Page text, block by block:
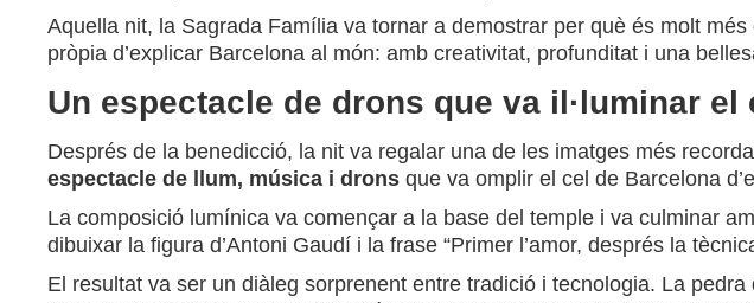
Aquella nit, la Sagrada Família va tornar a demostrar per què és molt
pròpia d’explicar Barcelona al món: amb creativitat, profunditat i una
Un espectacle de drons que va il·luminar el
Després de la benedicció, la nit va regalar una de les imatges més
espectacle de llum, música i drons que va omplir el cel de Barcelona
La composició lumínica va començar a la base del temple i va culminar
dibuixar la figura d’Antoni Gaudí i la frase “Primer l’amor, després la
El resultat va ser un diàleg sorprenent entre tradició i tecnologia. La